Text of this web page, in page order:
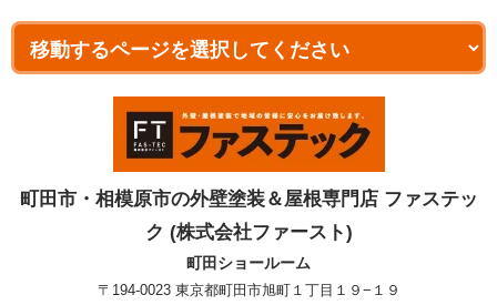
町田市・相模原市の外壁塗装＆屋根専門店 ファステッ
ク (株式会社ファースト)
町田ショールーム
〒194-0023 東京都町田市旭町１丁目１９−１９